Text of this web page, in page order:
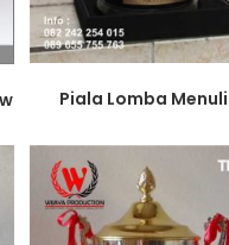
Piala Lomba